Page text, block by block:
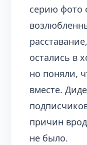
серию
остались в
но поняли,
вместе.
причин
не было.